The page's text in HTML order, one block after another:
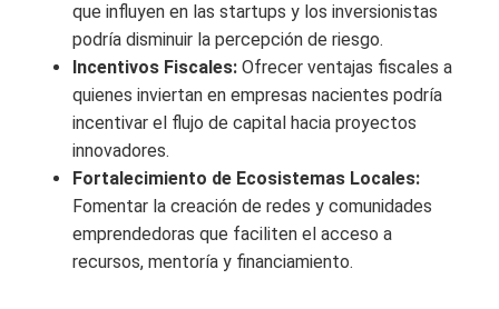
que influyen en las startups y los inversionistas
podría disminuir la percepción de riesgo.
Incentivos Fiscales: Ofrecer ventajas fiscales a
quienes inviertan en empresas nacientes podría
incentivar el flujo de capital hacia proyectos
innovadores.
Fortalecimiento de Ecosistemas Locales:
Fomentar la creación de redes y comunidades
emprendedoras que faciliten el acceso a
recursos, mentoría y financiamiento.